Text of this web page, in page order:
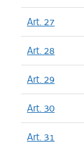
Art. 27
Art. 28
Art. 29
Art. 30
Art. 31